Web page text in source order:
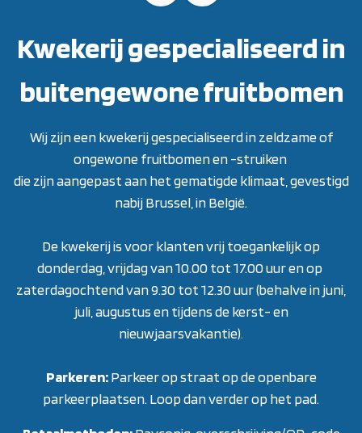
Kwekerij gespecialiseerd in
buitengewone fruitbomen
Wij zijn een kwekerij gespecialiseerd in zeldzame of
ongewone fruitbomen en -struiken
die zijn aangepast aan het gematigde klimaat, gevestigd
nabij Brussel, in België.
De kwekerij is voor klanten vrij toegankelijk op
donderdag, vrijdag van 10.00 tot 17.00 uur en op
zaterdagochtend van 9.30 tot 12.30 uur (behalve in juni,
juli, augustus en tijdens de kerst- en
nieuwjaarsvakantie).
Parkeren:Parkeer op straat op de openbare
parkeerplaatsen. Loop dan verder op het pad.